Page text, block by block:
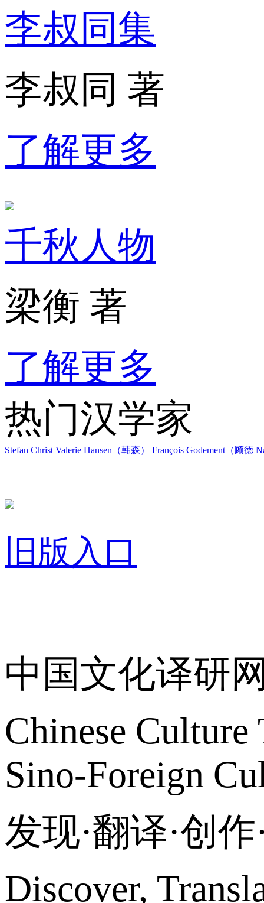
李叔同集
李叔同 著
了解更多
千秋人物
梁衡 著
了解更多
热门汉学家
Stefan Christ Valerie Hansen（韩森） François Godement（顾德
旧版入口
中国文化译研
Chinese
Sino-Foreign
发现·翻译·创
Discover,